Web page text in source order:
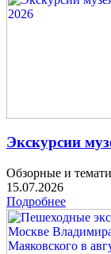
Экскурсии
Обзорные и
15.07.2026
Подробнее